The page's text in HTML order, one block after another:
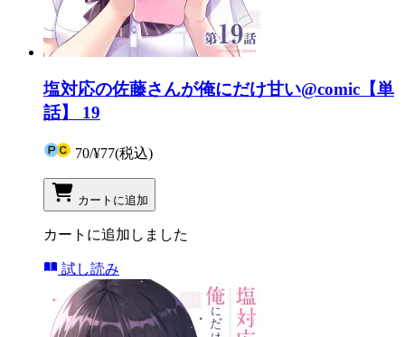
塩対応の佐藤さんが俺にだけ甘い@comic【単
話】 19
70/¥77(税込)
カートに追加
カートに追加しました
試し読み